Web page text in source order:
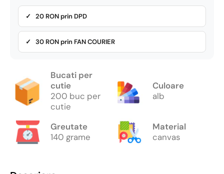
✓ 20 RON prin DPD
✓ 30 RON prin FAN COURIER
Bucati per
cutie
200 buc per
cutie
Culoare
alb
Greutate
140 grame
Material
canvas